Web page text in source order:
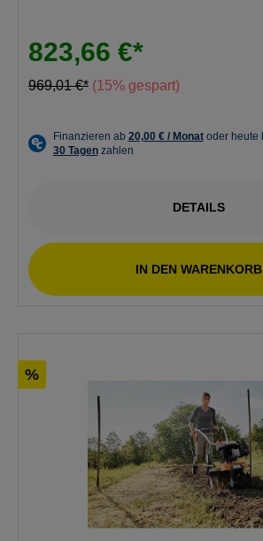
823,66 €*
969,01 €* (15% gespart)
DETAILS
IN DEN WARENKORB
%